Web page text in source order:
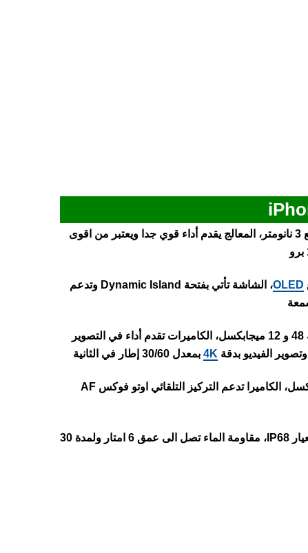
بدقة تصنيع 3 نانومتر، المعالج يقدم أداء قوي جدا ويعتبر من اقوى
OLED
، الشاشة تأتي بفتحة Dynamic Island وتدعم
الهاتف يأتي مزود بكاميرا خلفية ثنائية بدقة 48 و 12 ميجابكسل، الكاميرات تقدم أداء في التصوير
وتصوير الفيديو بدقة 4K بمعدل 30/60 إطار في الثانية
الهاتف يأتي بكاميرا أمامية بدقة 12 ميجابكسل، الكاميرا تدعم التركيز التلقائي اوتو فوكس AF
هاتف ايفون 16 يأتي مقاوم للماء والغبار بمعيار IP68، مقاومة الماء تصل الى عمق 6 امتار ولمدة 30